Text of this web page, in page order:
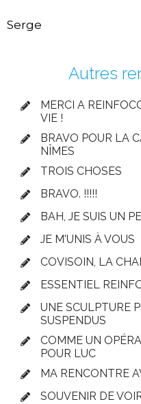
Serge
Autres
MERCI A
VIE !
BRAVO POUR LA
NÎMES
TROIS CHOSES
BRAVO. !!!!!
BAH, JE SUIS UN
JE M'UNIS À VOUS
COVISOIN, LA
ESSENTIEL
UNE SCULPTURE
SUSPENDUS
COMME UN
POUR LUC
MA RENCONTRE
SOUVENIR DE